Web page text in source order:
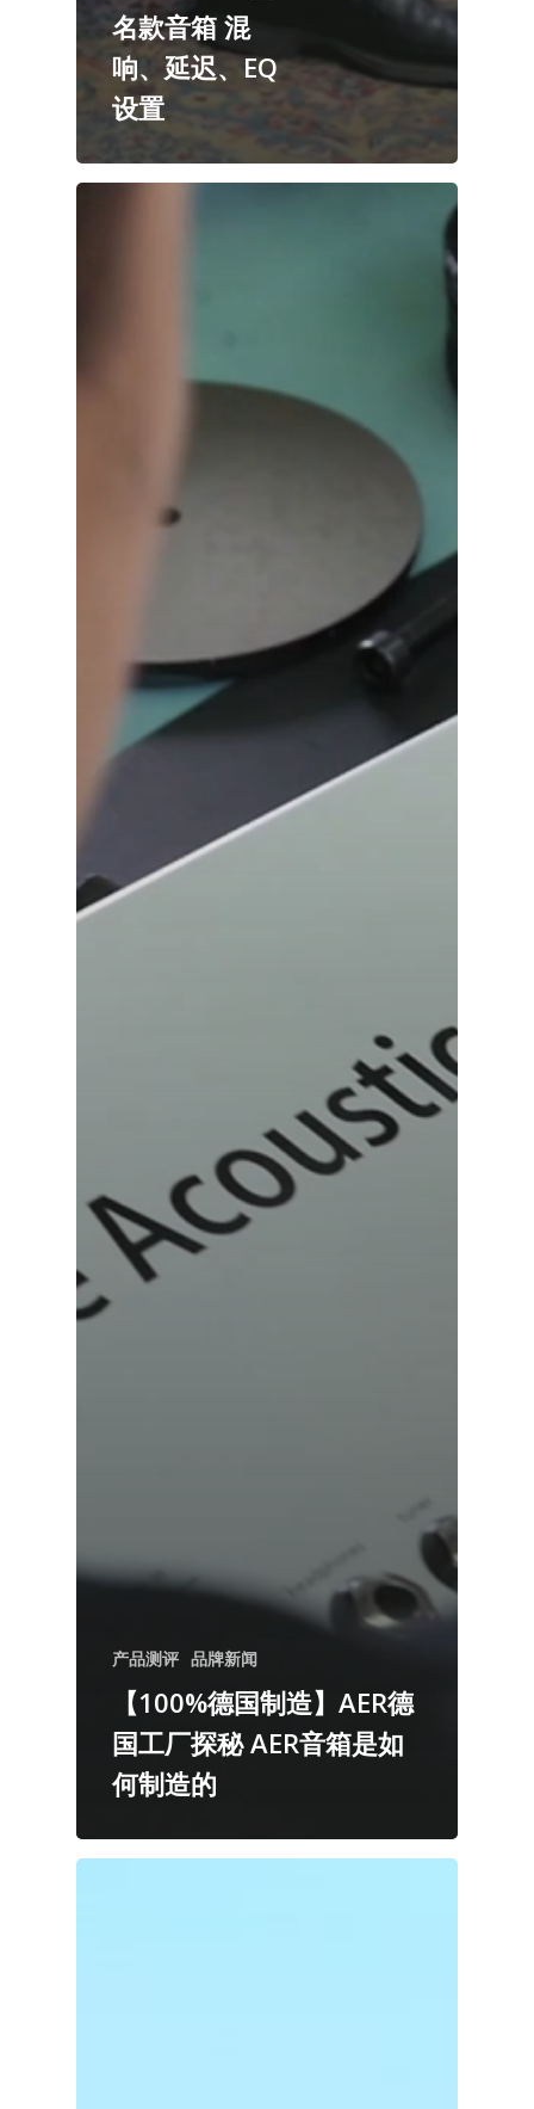
名款音箱 混
响、延迟、EQ
设置
产品测评 品牌新闻
【100%德国制造】AER德
国工厂探秘 AER音箱是如
何制造的